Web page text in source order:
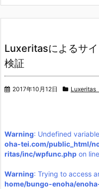
Luxeritasによるサ
検証
2017年10月12日 Luxeritas
Warning: Undefined
oha-tei.com/public_html/
ritas/inc/wpfunc.php on line
Warning: Trying to access
home/bungo-enoha/